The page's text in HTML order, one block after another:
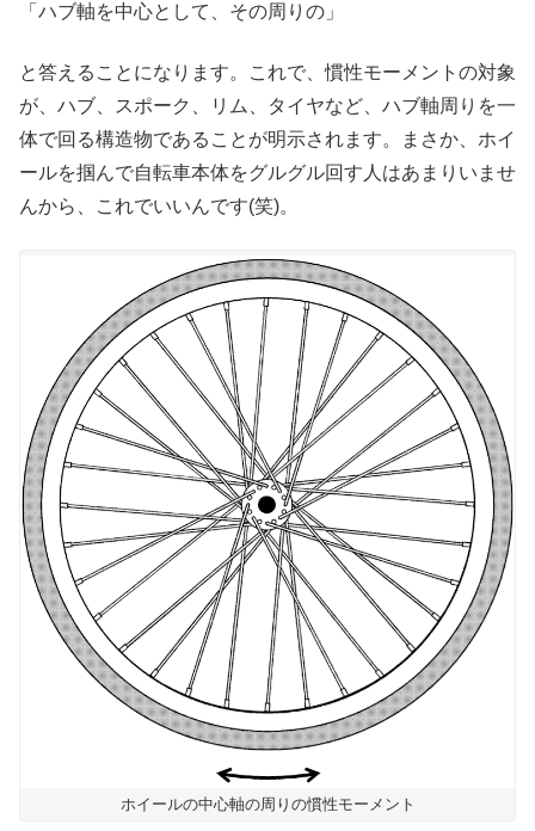
「ハブ軸を中心として、その周りの」
と答えることになります。これで、慣性モーメントの対象
が、ハブ、スポーク、リム、タイヤなど、ハブ軸周りを一
体で回る構造物であることが明示されます。まさか、ホイ
ールを掴んで自転車本体をグルグル回す人はあまりいませ
んから、これでいいんです(笑)。
ホイールの中心軸の周りの慣性モーメント